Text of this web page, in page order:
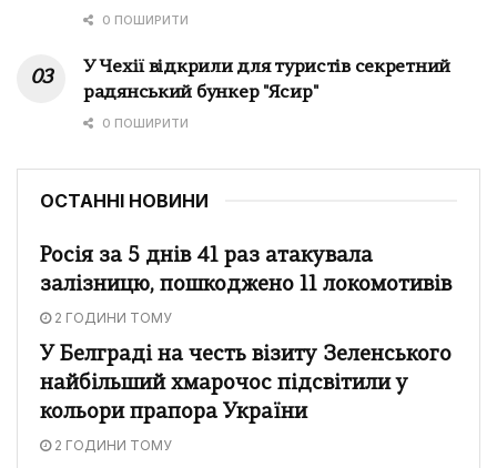
0 ПОШИРИТИ
У Чехії відкрили для туристів секретний
радянський бункер "Ясир"
0 ПОШИРИТИ
ОСТАННІ НОВИНИ
Росія за 5 днів 41 раз атакувала
залізницю, пошкоджено 11 локомотивів
2 ГОДИНИ ТОМУ
У Белграді на честь візиту Зеленського
найбільший хмарочос підсвітили у
кольори прапора України
2 ГОДИНИ ТОМУ